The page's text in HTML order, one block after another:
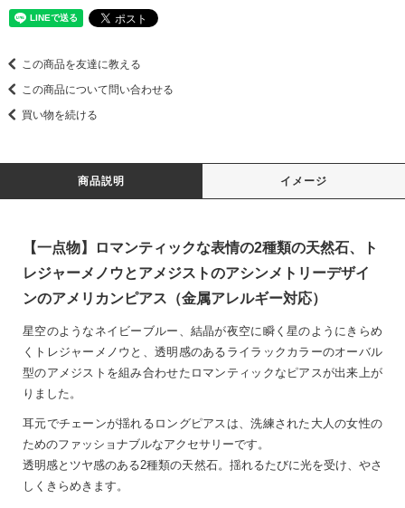
この商品を友達に教える
この商品について問い合わせる
買い物を続ける
商品説明 イメージ
【一点物】ロマンティックな表情の2種類の天然石、ト
レジャーメノウとアメジストのアシンメトリーデザイ
ンのアメリカンピアス（金属アレルギー対応）
星空のようなネイビーブルー、結晶が夜空に瞬く星のようにきらめ
くトレジャーメノウと、透明感のあるライラックカラーのオーバル
型のアメジストを組み合わせたロマンティックなピアスが出来上が
りました。
耳元でチェーンが揺れるロングピアスは、洗練された大人の女性の
ためのファッショナブルなアクセサリーです。
透明感とツヤ感のある2種類の天然石。揺れるたびに光を受け、やさ
しくきらめきます。